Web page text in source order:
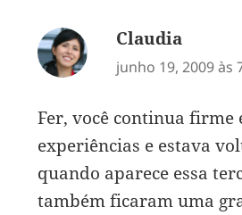
Claudia
junho 19, 2009 às
Fer, você continua firme
experiências e estava
quando aparece essa
também ficaram uma